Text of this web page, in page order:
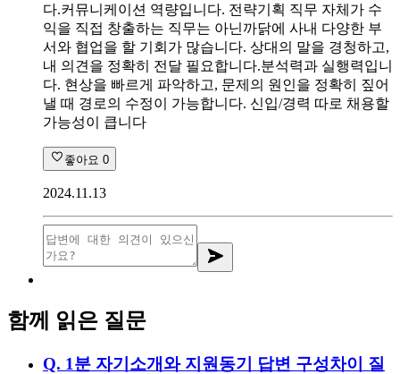
다.커뮤니케이션 역량입니다. 전략기획 직무 자체가 수
익을 직접 창출하는 직무는 아닌까닭에 사내 다양한 부
서와 협업을 할 기회가 많습니다. 상대의 말을 경청하고,
내 의견을 정확히 전달 필요합니다.분석력과 실행력입니
다. 현상을 빠르게 파악하고, 문제의 원인을 정확히 짚어
낼 때 경로의 수정이 가능합니다. 신입/경력 따로 채용할
가능성이 큽니다
좋아요 0
2024.11.13
함께 읽은 질문
Q. 1분 자기소개와 지원동기 답변 구성차이 질